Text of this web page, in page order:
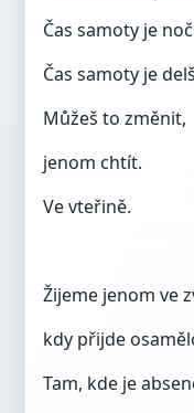
Čas samoty je
Čas samoty je
Můžeš to změnit,
jenom chtít.
Ve vteřině.
Žijeme jenom ve
kdy přijde
Tam, kde je